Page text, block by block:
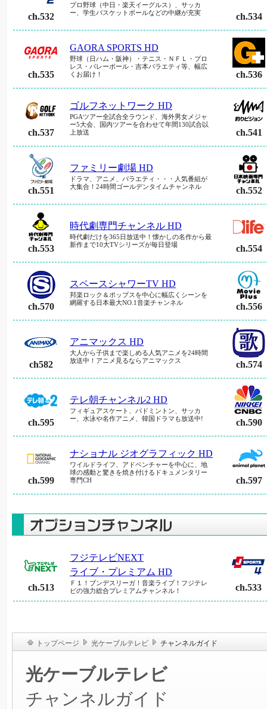
ch.532
プロ野球（中日・楽天イーグルス）、サッカ
ー、学生バスケットボールなどの中継が充実
ch.534
ch.535
GAORA SPORTS HD
野球（日ハム・阪神）・テニス・ＮＦＬ・プロ
レス・バレーボール・吉本バラエティ等、幅広
くお届け！
ch.536
ch.537
ゴルフネットワーク HD
PGAツアー全試合全ラウンド、海外男女メジャ
ー5大会、国内ツアーを合わせて年間130試合以
上放送
ch.541
ch.551
ファミリー劇場 HD
ドラマ、アニメ、バラエティ・・・人気番組が
大集合！24時間ゴールデンタイムチャンネル
ch.552
ch.553
時代劇専門チャンネル HD
時代劇だけを365日放送中！懐かしの名作から最
新作まで10大TVシリーズが毎日登場
ch.554
ch.570
スペースシャワーTV HD
邦楽ロック＆ポップスを中心に幅広くシーンを
網羅する日本最大NO.1音楽チャンネル
ch.556
ch582
アニマックス HD
大人から子供まで楽しめる人気アニメを24時間
放送中！アニメ見るならアニマックス
ch.574
ch.595
テレ朝チャンネル2 HD
フィギュアスケート、バドミントン、サッカ
ー、水泳や名作アニメ、韓国ドラマも放送中!
ch.590
ch.599
ナショナル ジオグラフィック HD
ワイルドライフ、アドベンチャーを中心に、地
球の感動と驚きを焼き付けるドキュメンタリー
専門CH
ch.597
ch.513
フジテレビNEXT
ライブ・プレミアム HD
Ｆ１！ブンデスリーガ！音楽ライブ！フジテレ
ビの強力総合プレミアムチャンネル！
ch.533
トップページ 光ケーブルテレビ チャンネルガイド
光ケーブルテレビ
チャンネルガイド